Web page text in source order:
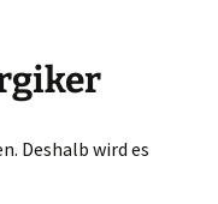
Deshalb wird es